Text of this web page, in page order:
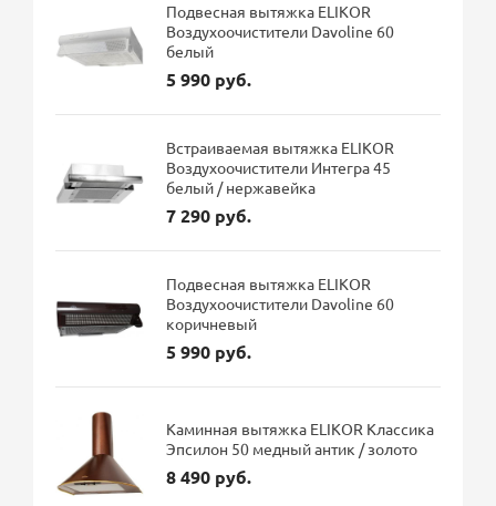
Подвесная вытяжка ELIKOR
Воздухоочистители Davoline 60
белый
5 990 руб.
Встраиваемая вытяжка ELIKOR
Воздухоочистители Интегра 45
белый / нержавейка
7 290 руб.
Подвесная вытяжка ELIKOR
Воздухоочистители Davoline 60
коричневый
5 990 руб.
Каминная вытяжка ELIKOR Классика
Эпсилон 50 медный антик / золото
8 490 руб.